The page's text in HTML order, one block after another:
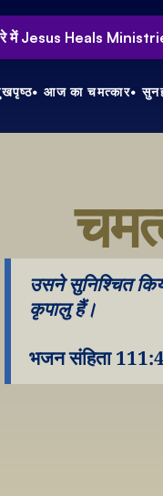
में Jesus Heals
• आज का चमत्कार•
उसने सुनिश्चित
कृपालु हैं।
भजन संहिता